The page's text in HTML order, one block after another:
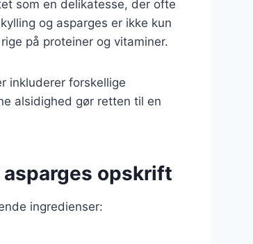
som en delikatesse, der ofte
og asparges er ikke kun
på proteiner og vitaminer.
inkluderer forskellige
alsidighed gør retten til en
opskrift
ingredienser: